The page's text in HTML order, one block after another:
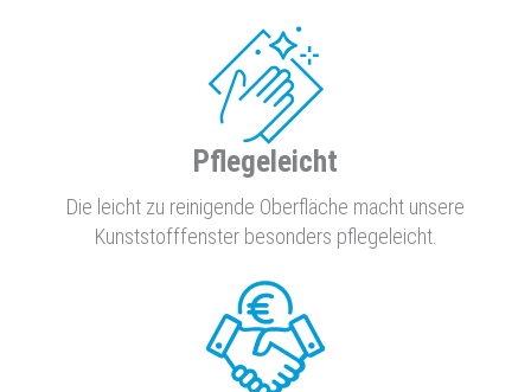
Pflegeleicht
Die leicht zu reinigende Oberfläche macht unsere
Kunststofffenster besonders pflegeleicht.